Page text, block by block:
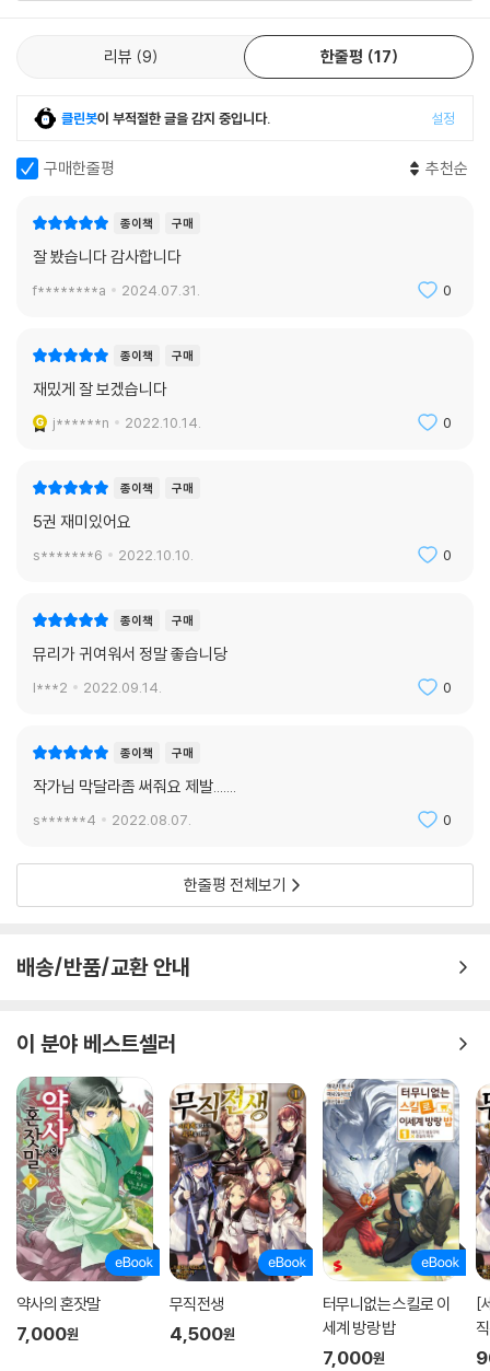
리뷰 9 한줄평 17
클린봇이 부적절한 글을 감지 중입니다. 설정
구매한줄평 추천순
종이책 구매
잘 봤습니다 감사합니다
f********a 2024.07.31. 0
종이책 구매
재밌게 잘 보겠습니다
j******n 2022.10.14. 0
종이책 구매
5권 재미있어요
s*******6 2022.10.10. 0
종이책 구매
뮤리가 귀여워서 정말 좋습니당
l***2 2022.09.14. 0
종이책 구매
작가님 막달라좀 써줘요 제발.......
s******4 2022.08.07. 0
한줄평 전체보기
배송/반품/교환 안내
이 분야 베스트셀러
약사의 혼잣말
7,000원
무직전생
4,500원
터무니없는 스킬로 이
세계 방랑 밥
7,000원
[